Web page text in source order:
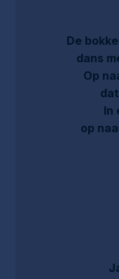
De
dans
Op
In
op